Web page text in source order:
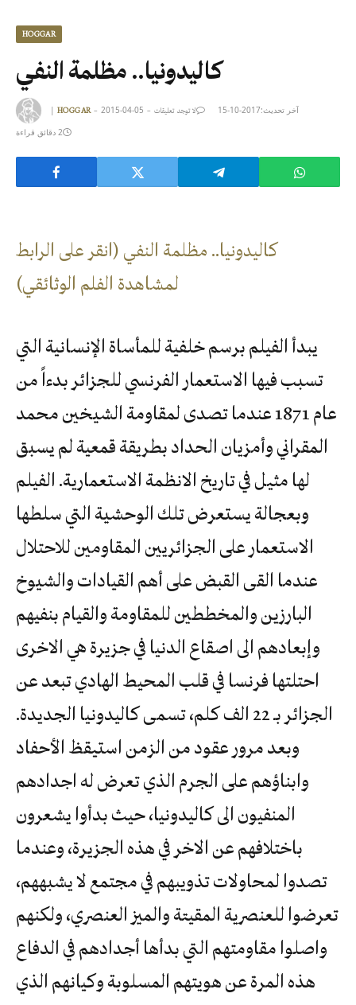
HOGGAR
كاليدونيا.. مظلمة النفي
| HOGGAR 2015-04-05 آخر تحديث:2017-10-15 لا توجد تعليقات
2 دقائق قراءة
كاليدونيا.. مظلمة النفي (انقر على الرابط
لمشاهدة الفلم الوثائقي)
يبدأ الفيلم برسم خلفية للمأساة الإنسانية التي
تسبب فيها الاستعمار الفرنسي للجزائر بدءاً من
عام 1871 عندما تصدى لمقاومة الشيخين محمد
المقراني وأمزيان الحداد بطريقة قمعية لم يسبق
لها مثيل في تاريخ الانظمة الاستعمارية. الفيلم
وبعجالة يستعرض تلك الوحشية التي سلطها
الاستعمار على الجزائريين المقاومين للاحتلال
عندما القى القبض على أهم القيادات والشيوخ
البارزين والمخططين للمقاومة والقيام بنفيهم
وإبعادهم الى اصقاع الدنيا في جزيرة هي الاخرى
احتلتها فرنسا في قلب المحيط الهادي تبعد عن
الجزائر بـ 22 الف كلم، تسمى كاليدونيا الجديدة.
وبعد مرور عقود من الزمن استيقظ الأحفاد
وابناؤهم على الجرم الذي تعرض له اجدادهم
المنفيون الى كاليدونيا، حيث بدأوا يشعرون
باختلافهم عن الاخر في هذه الجزيرة، وعندما
تصدوا لمحاولات تذويبهم في مجتمع لا يشبههم،
تعرضوا للعنصرية المقيتة والميز العنصري، ولكنهم
واصلوا مقاومتهم التي بدأها أجدادهم في الدفاع
هذه المرة عن هويتهم المسلوبة وكيانهم الذي